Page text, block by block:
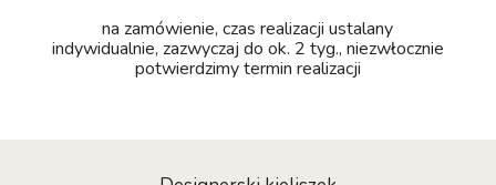
na zamówienie, czas realizacji ustalany
indywidualnie, zazwyczaj do ok. 2 tyg., niezwłocznie
potwierdzimy termin realizacji